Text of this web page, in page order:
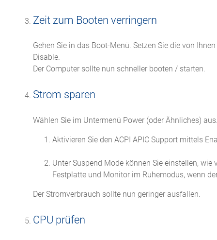
Zeit zum Booten verringern
Gehen Sie in das Boot-Menü. Setzen Sie die von
Disable.
Der Computer sollte nun schneller booten / starten.
Strom sparen
Wählen Sie im Untermenü Power (oder Ähnliches)
Aktivieren Sie den ACPI APIC Support mittels
Unter Suspend Mode können Sie einstellen,
Festplatte und Monitor im Ruhemodus, wenn
Der Stromverbrauch sollte nun geringer ausfallen.
CPU prüfen